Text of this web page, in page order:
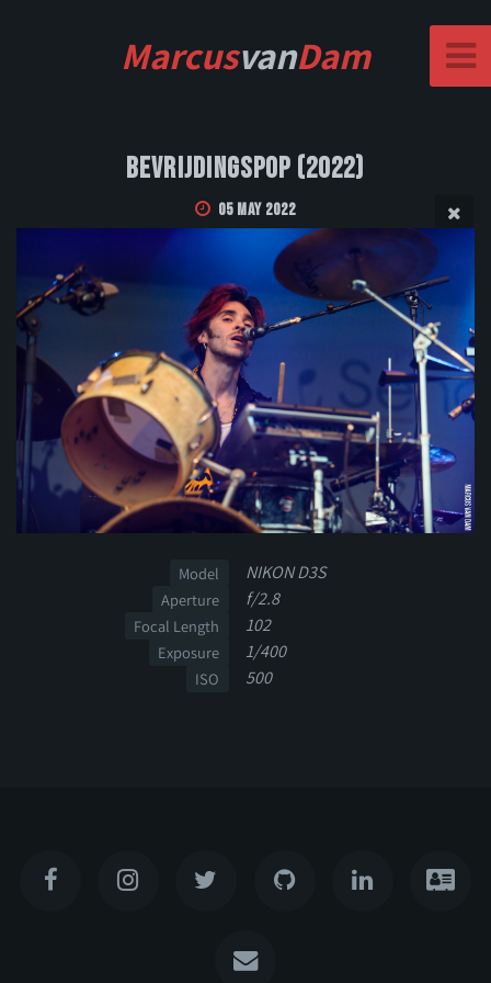
MarcusvanDam
Bevrijdingspop (2022)
05 May 2022
Model NIKON D3S
Aperture f/2.8
Focal Length 102
Exposure 1/400
ISO 500